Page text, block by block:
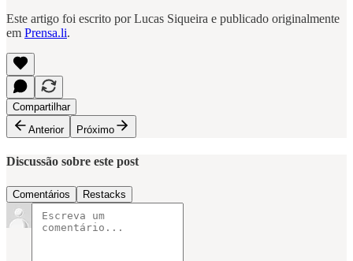
Este artigo foi escrito por Lucas Siqueira e publicado originalmente
em Prensa.li.
Compartilhar
Anterior
Próximo
Discussão sobre este post
Comentários Restacks